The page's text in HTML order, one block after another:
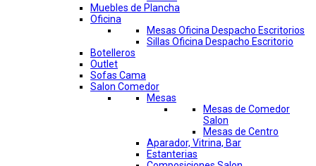
Muebles de Plancha
Oficina
Mesas Oficina Despacho Escritorios
Sillas Oficina Despacho Escritorio
Botelleros
Outlet
Sofas Cama
Salon Comedor
Mesas
Mesas de Comedor
Salon
Mesas de Centro
Aparador, Vitrina, Bar
Estanterias